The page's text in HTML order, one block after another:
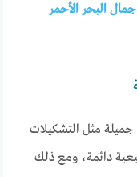
البحر الأحمر
مثل التشكيلات
دائمة، ومع ذلك